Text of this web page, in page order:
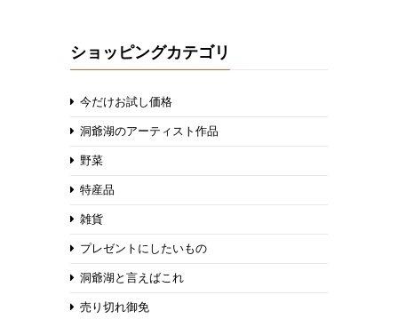
ショッピングカテゴリ
今だけお試し価格
洞爺湖のアーティスト作品
野菜
特産品
雑貨
プレゼントにしたいもの
洞爺湖と言えばこれ
売り切れ御免